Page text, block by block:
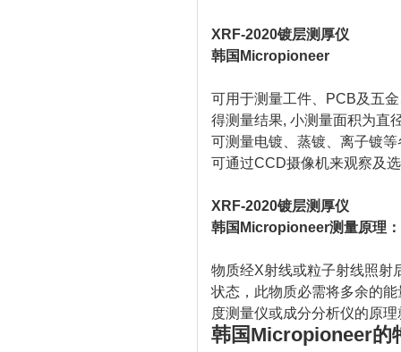
XRF-2020镀层测厚仪
韩国Micropioneer
可用于测量工件、PCB及五
得测量结果, 小测量面积为直
可测量电镀、蒸镀、离子镀
可通过CCD摄像机来观察及
XRF-2020镀层测厚仪
韩国Micropioneer测量原理：
物质经X射线或粒子射线照射
状态，此物质必需将多余的
度测量仪或成分分析仪的原
韩国Micropioneer的